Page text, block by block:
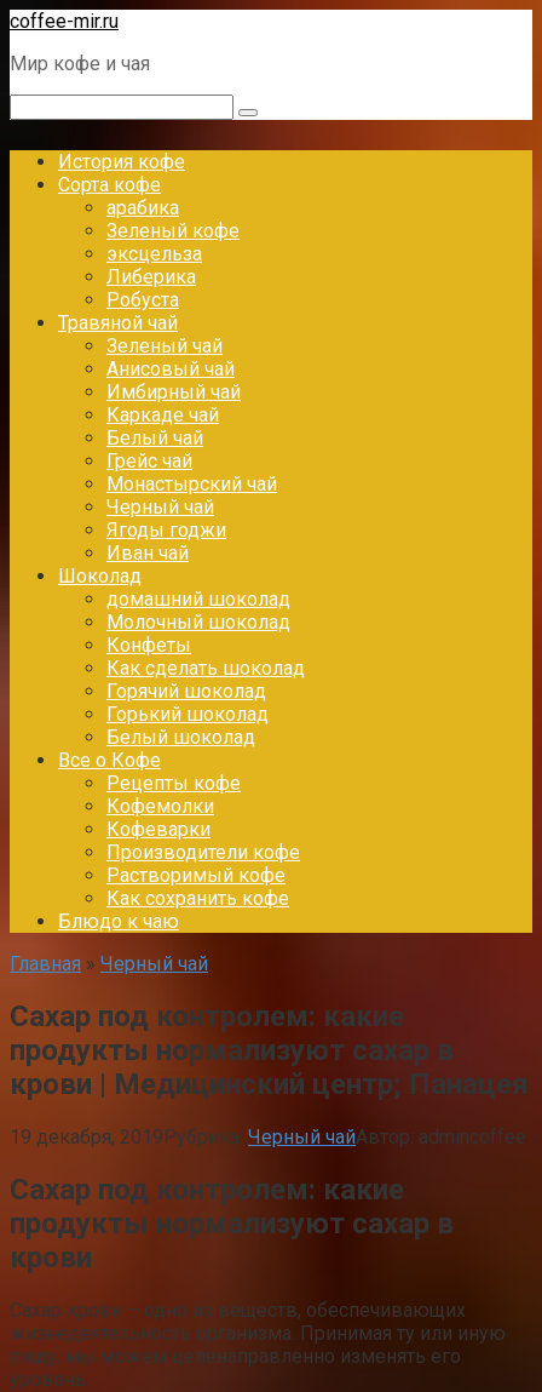
Перейти
контенту
coffee-mir.ru
Мир кофе и чая
История кофе
Сорта кофе
арабика
Зеленый кофе
эксцельза
Либерика
Робуста
Травяной чай
Зеленый чай
Анисовый чай
Имбирный чай
Каркаде чай
Белый чай
Грейс чай
Монастырский чай
Черный чай
Ягоды годжи
Иван чай
Шоколад
домашний шоколад
Молочный шоколад
Конфеты
Как сделать шоколад
Горячий шоколад
Горький шоколад
Белый шоколад
Все о Кофе
Рецепты кофе
Кофемолки
Кофеварки
Производители кофе
Растворимый кофе
Как сохранить кофе
Блюдо к чаю
Главная » Черный чай
Сахар под контролем: какие
продукты нормализуют сахар в
крови | Медицинский центр; Панацея
19 декабря, 2019Рубрика: Черный чайАвтор: admincoffee
Сахар под контролем: какие
продукты нормализуют сахар в
крови
Сахар крови – одно из веществ, обеспечивающих
жизнедеятельность организма. Принимая ту или иную
пищу, мы можем целенаправленно изменять его
уровень.